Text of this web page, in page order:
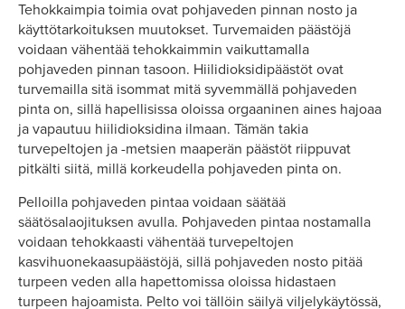
Tehokkaimpia toimia ovat pohjaveden pinnan nosto ja
käyttötarkoituksen muutokset. Turvemaiden päästöjä
voidaan vähentää tehokkaimmin vaikuttamalla
pohjaveden pinnan tasoon. Hiilidioksidipäästöt ovat
turvemailla sitä isommat mitä syvemmällä pohjaveden
pinta on, sillä hapellisissa oloissa orgaaninen aines hajoaa
ja vapautuu hiilidioksidina ilmaan. Tämän takia
turvepeltojen ja -metsien maaperän päästöt riippuvat
pitkälti siitä, millä korkeudella pohjaveden pinta on.
Pelloilla pohjaveden pintaa voidaan säätää
säätösalaojituksen avulla. Pohjaveden pintaa nostamalla
voidaan tehokkaasti vähentää turvepeltojen
kasvihuonekaasupäästöjä, sillä pohjaveden nosto pitää
turpeen veden alla hapettomissa oloissa hidastaen
turpeen hajoamista. Pelto voi tällöin säilyä viljelykäytössä,